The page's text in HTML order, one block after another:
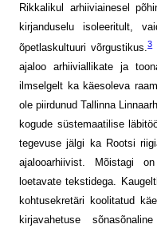
Rikkalikul arhiivi­ainesel
kirjanduselu isoleeritult,
õpetlaskultuuri võrgustikus.3
ajaloo arhiiviallikate ja
ilmselgelt ka käesoleva
ole piirdunud Tallinna
kogude süstemaatilise
tegevuse jälgi ka Rootsi
ajalooarhiivist. Mõistagi
loetavate tekstidega.
kohtusekretäri koolitatud
kirjavahetuse